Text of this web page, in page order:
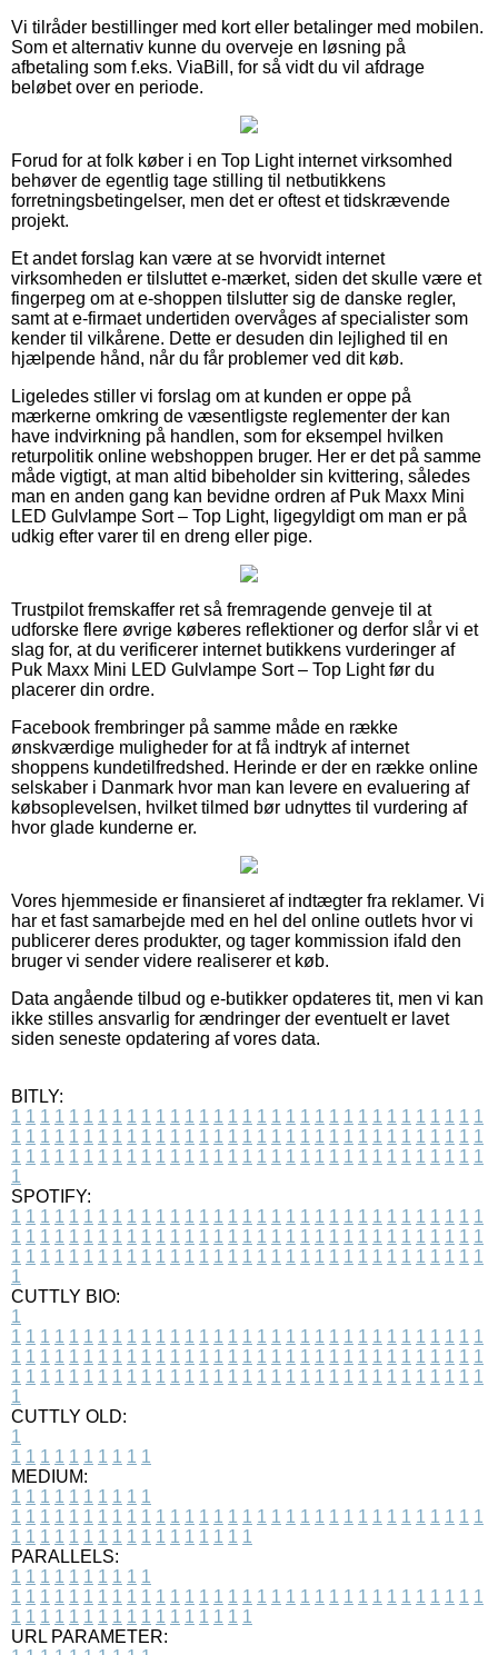
Vi tilråder bestillinger med kort eller betalinger med mobilen.
Som et alternativ kunne du overveje en løsning på
afbetaling som f.eks. ViaBill, for så vidt du vil afdrage
beløbet over en periode.
Forud for at folk køber i en Top Light internet virksomhed
behøver de egentlig tage stilling til netbutikkens
forretningsbetingelser, men det er oftest et tidskrævende
projekt.
Et andet forslag kan være at se hvorvidt internet
virksomheden er tilsluttet e-mærket, siden det skulle være et
fingerpeg om at e-shoppen tilslutter sig de danske regler,
samt at e-firmaet undertiden overvåges af specialister som
kender til vilkårene. Dette er desuden din lejlighed til en
hjælpende hånd, når du får problemer ved dit køb.
Ligeledes stiller vi forslag om at kunden er oppe på
mærkerne omkring de væsentligste reglementer der kan
have indvirkning på handlen, som for eksempel hvilken
returpolitik online webshoppen bruger. Her er det på samme
måde vigtigt, at man altid bibeholder sin kvittering, således
man en anden gang kan bevidne ordren af Puk Maxx Mini
LED Gulvlampe Sort – Top Light, ligegyldigt om man er på
udkig efter varer til en dreng eller pige.
Trustpilot fremskaffer ret så fremragende genveje til at
udforske flere øvrige køberes reflektioner og derfor slår vi et
slag for, at du verificerer internet butikkens vurderinger af
Puk Maxx Mini LED Gulvlampe Sort – Top Light før du
placerer din ordre.
Facebook frembringer på samme måde en række
ønskværdige muligheder for at få indtryk af internet
shoppens kundetilfredshed. Herinde er der en række online
selskaber i Danmark hvor man kan levere en evaluering af
købsoplevelsen, hvilket tilmed bør udnyttes til vurdering af
hvor glade kunderne er.
Vores hjemmeside er finansieret af indtægter fra reklamer. Vi
har et fast samarbejde med en hel del online outlets hvor vi
publicerer deres produkter, og tager kommission ifald den
bruger vi sender videre realiserer et køb.
Data angående tilbud og e-butikker opdateres tit, men vi kan
ikke stilles ansvarlig for ændringer der eventuelt er lavet
siden seneste opdatering af vores data.
BITLY:
1 1 1 1 1 1 1 1 1 1 1 1 1 1 1 1 1 1 1 1 1 1 1 1 1 1 1 1 1 1 1 1 1
1 1 1 1 1 1 1 1 1 1 1 1 1 1 1 1 1 1 1 1 1 1 1 1 1 1 1 1 1 1 1 1 1
1 1 1 1 1 1 1 1 1 1 1 1 1 1 1 1 1 1 1 1 1 1 1 1 1 1 1 1 1 1 1 1 1
1
SPOTIFY:
1 1 1 1 1 1 1 1 1 1 1 1 1 1 1 1 1 1 1 1 1 1 1 1 1 1 1 1 1 1 1 1 1
1 1 1 1 1 1 1 1 1 1 1 1 1 1 1 1 1 1 1 1 1 1 1 1 1 1 1 1 1 1 1 1 1
1 1 1 1 1 1 1 1 1 1 1 1 1 1 1 1 1 1 1 1 1 1 1 1 1 1 1 1 1 1 1 1 1
1
CUTTLY BIO:
1
1 1 1 1 1 1 1 1 1 1 1 1 1 1 1 1 1 1 1 1 1 1 1 1 1 1 1 1 1 1 1 1 1
1 1 1 1 1 1 1 1 1 1 1 1 1 1 1 1 1 1 1 1 1 1 1 1 1 1 1 1 1 1 1 1 1
1 1 1 1 1 1 1 1 1 1 1 1 1 1 1 1 1 1 1 1 1 1 1 1 1 1 1 1 1 1 1 1 1
1
CUTTLY OLD:
1
1 1 1 1 1 1 1 1 1 1
MEDIUM:
1 1 1 1 1 1 1 1 1 1
1 1 1 1 1 1 1 1 1 1 1 1 1 1 1 1 1 1 1 1 1 1 1 1 1 1 1 1 1 1 1 1 1
1 1 1 1 1 1 1 1 1 1 1 1 1 1 1 1 1
PARALLELS:
1 1 1 1 1 1 1 1 1 1
1 1 1 1 1 1 1 1 1 1 1 1 1 1 1 1 1 1 1 1 1 1 1 1 1 1 1 1 1 1 1 1 1
1 1 1 1 1 1 1 1 1 1 1 1 1 1 1 1 1
URL PARAMETER: